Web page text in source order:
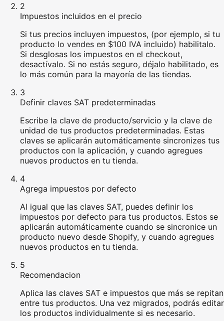
2
Impuestos incluidos en el precio
Si tus precios incluyen impuestos, (por ejemplo, si tu
producto lo vendes en $100 IVA incluido) habilitalo.
Si desglosas los impuestos en el checkout,
desactívalo. Si no estás seguro, déjalo habilitado, es
lo más común para la mayoría de las tiendas.
3
Definir claves SAT predeterminadas
Escribe la clave de producto/servicio y la clave de
unidad de tus productos predeterminadas. Estas
claves se aplicarán automáticamente sincronizes tus
productos con la aplicación, y cuando agregues
nuevos productos en tu tienda.
4
Agrega impuestos por defecto
Al igual que las claves SAT, puedes definir los
impuestos por defecto para tus productos. Estos se
aplicarán automáticamente cuando se sincronice un
producto nuevo desde Shopify, y cuando agregues
nuevos productos en tu tienda.
5
Recomendacion
Aplica las claves SAT e impuestos que más se repitan
entre tus productos. Una vez migrados, podrás editar
los productos individualmente si es necesario.